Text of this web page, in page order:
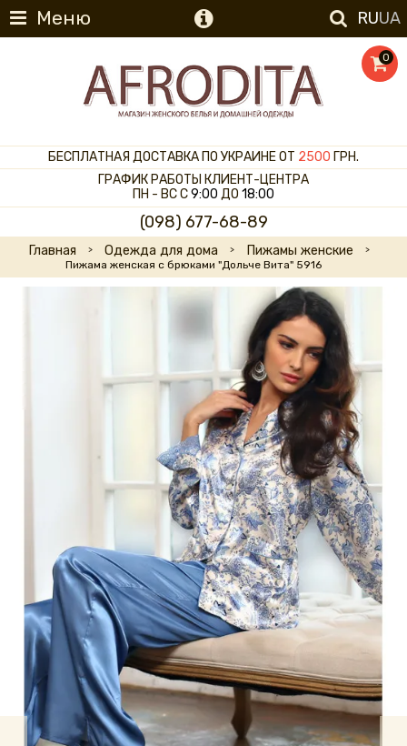
Меню RUUA
0
БЕСПЛАТНАЯ ДОСТАВКА ПО УКРАИНЕ ОТ 2500 ГРН.
ГРАФИК РАБОТЫ КЛИЕНТ-ЦЕНТРА
ПН - ВС С9:00 ДО 18:00
(098) 677-68-89
Главная Одежда для дома Пижамы женские
Пижама женская с брюками "Дольче Вита" 5916